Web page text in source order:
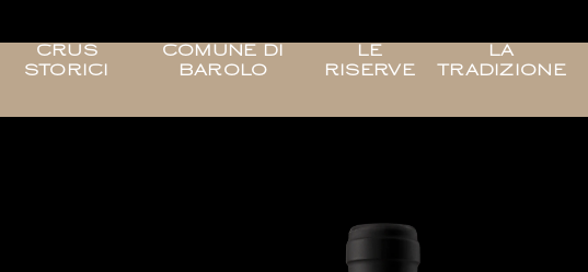
CRUS
STORICI
COMUNE DI
BAROLO
LE
RISERVE
LA
TRADIZIONE